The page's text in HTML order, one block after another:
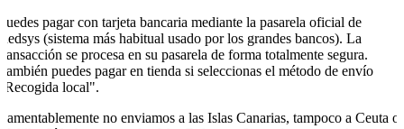
pagar con tarjeta bancaria mediante la pasarela oficial de
(sistema más habitual usado por los grandes bancos). La
se procesa en su pasarela de forma totalmente segura.
puedes pagar en tienda si seleccionas el método de envío
local".
no enviamos a las Islas Canarias, tampoco a Ceuta o